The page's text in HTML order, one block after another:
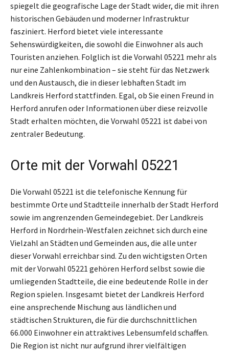
spiegelt die geografische Lage der Stadt wider, die mit ihren
historischen Gebäuden und moderner Infrastruktur
fasziniert. Herford bietet viele interessante
Sehenswürdigkeiten, die sowohl die Einwohner als auch
Touristen anziehen. Folglich ist die Vorwahl 05221 mehr als
nur eine Zahlenkombination – sie steht für das Netzwerk
und den Austausch, die in dieser lebhaften Stadt im
Landkreis Herford stattfinden. Egal, ob Sie einen Freund in
Herford anrufen oder Informationen über diese reizvolle
Stadt erhalten möchten, die Vorwahl 05221 ist dabei von
zentraler Bedeutung.
Orte mit der Vorwahl 05221
Die Vorwahl 05221 ist die telefonische Kennung für
bestimmte Orte und Stadtteile innerhalb der Stadt Herford
sowie im angrenzenden Gemeindegebiet. Der Landkreis
Herford in Nordrhein-Westfalen zeichnet sich durch eine
Vielzahl an Städten und Gemeinden aus, die alle unter
dieser Vorwahl erreichbar sind. Zu den wichtigsten Orten
mit der Vorwahl 05221 gehören Herford selbst sowie die
umliegenden Stadtteile, die eine bedeutende Rolle in der
Region spielen. Insgesamt bietet der Landkreis Herford
eine ansprechende Mischung aus ländlichen und
städtischen Strukturen, die für die durchschnittlichen
66.000 Einwohner ein attraktives Lebensumfeld schaffen.
Die Region ist nicht nur aufgrund ihrer vielfältigen